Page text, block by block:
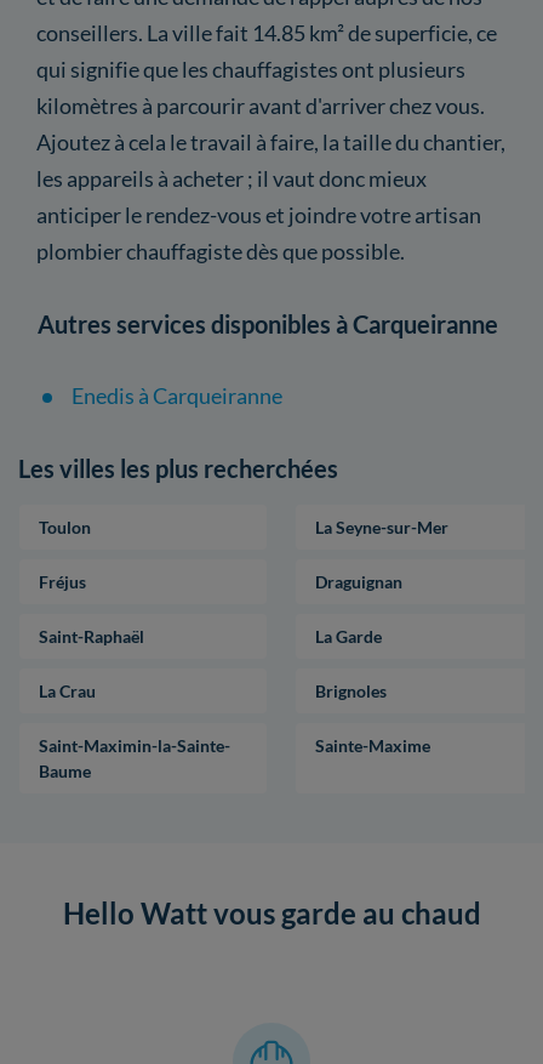
conseillers. La ville fait 14.85 km² de superficie, ce
qui signifie que les chauffagistes ont plusieurs
kilomètres à parcourir avant d'arriver chez vous.
Ajoutez à cela le travail à faire, la taille du chantier,
les appareils à acheter ; il vaut donc mieux
anticiper le rendez-vous et joindre votre artisan
plombier chauffagiste dès que possible.
Autres services disponibles à Carqueiranne
Enedis à Carqueiranne
Les villes les plus recherchées
Toulon La Seyne-sur-Mer
Fréjus Draguignan
Saint-Raphaël La Garde
La Crau Brignoles
Saint-Maximin-la-Sainte-
Baume
Sainte-Maxime
Hello Watt vous garde au chaud